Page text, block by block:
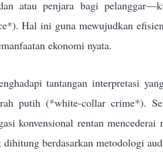
atau penjara bagi
Hal ini guna mewujudkan
ekonomi nyata.
tantangan interpretasi
putih (*white-collar crime*).
konvensional rentan
berdasarkan metodologi